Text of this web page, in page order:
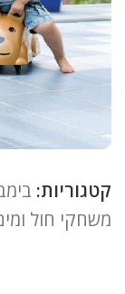
קטגוריות:
משחקי חול